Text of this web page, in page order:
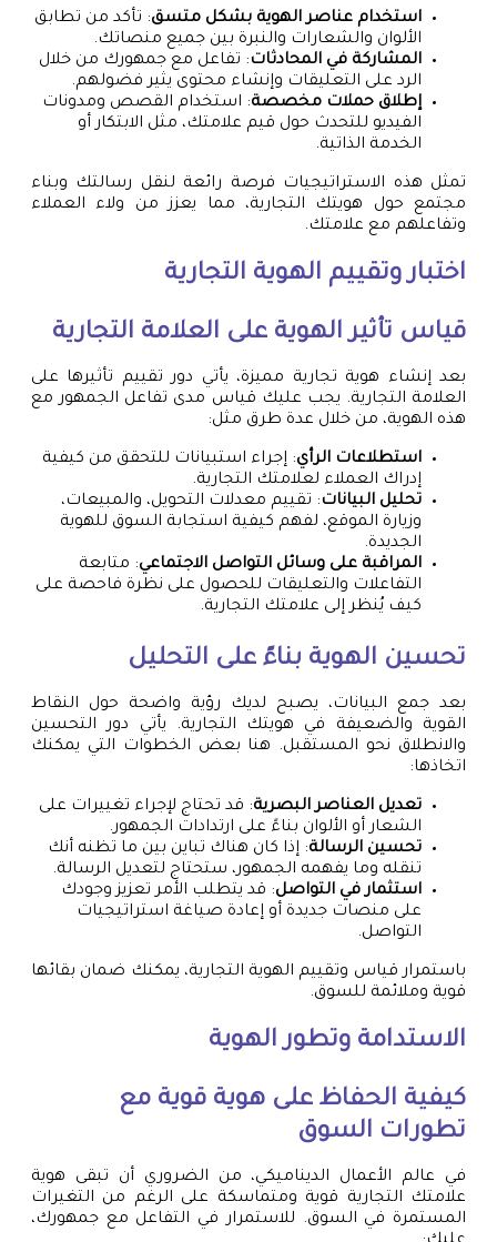
استخدام عناصر الهوية بشكل متسق: تأكد من تطابق
الألوان والشعارات والنبرة بين جميع منصاتك.
المشاركة في المحادثات: تفاعل مع جمهورك من خلال
الرد على التعليقات وإنشاء محتوى يثير فضولهم.
إطلاق حملات مخصصة: استخدام القصص ومدونات
الفيديو للتحدث حول قيم علامتك، مثل الابتكار أو
الخدمة الذاتية.
تمثل هذه الاستراتيجيات فرصة رائعة لنقل رسالتك وبناء
مجتمع حول هويتك التجارية، مما يعزز من ولاء العملاء
وتفاعلهم مع علامتك.
اختبار وتقييم الهوية التجارية
قياس تأثير الهوية على العلامة التجارية
بعد إنشاء هوية تجارية مميزة، يأتي دور تقييم تأثيرها على
العلامة التجارية. يجب عليك قياس مدى تفاعل الجمهور مع
هذه الهوية، من خلال عدة طرق مثل:
استطلاعات الرأي: إجراء استبيانات للتحقق من كيفية
إدراك العملاء لعلامتك التجارية.
تحليل البيانات: تقييم معدلات التحويل، والمبيعات،
وزيارة الموقع، لفهم كيفية استجابة السوق للهوية
الجديدة.
المراقبة على وسائل التواصل الاجتماعي: متابعة
التفاعلات والتعليقات للحصول على نظرة فاحصة على
كيف يُنظر إلى علامتك التجارية.
تحسين الهوية بناءً على التحليل
بعد جمع البيانات، يصبح لديك رؤية واضحة حول النقاط
القوية والضعيفة في هويتك التجارية. يأتي دور التحسين
والانطلاق نحو المستقبل. هنا بعض الخطوات التي يمكنك
اتخاذها:
تعديل العناصر البصرية: قد تحتاج لإجراء تغييرات على
الشعار أو الألوان بناءً على ارتدادات الجمهور.
تحسين الرسالة: إذا كان هناك تباين بين ما تظنه أنك
تنقله وما يفهمه الجمهور، ستحتاج لتعديل الرسالة.
استثمار في التواصل: قد يتطلب الأمر تعزيز وجودك
على منصات جديدة أو إعادة صياغة استراتيجيات
التواصل.
باستمرار قياس وتقييم الهوية التجارية، يمكنك ضمان بقائها
قوية وملائمة للسوق.
الاستدامة وتطور الهوية
كيفية الحفاظ على هوية قوية مع
تطورات السوق
في عالم الأعمال الديناميكي، من الضروري أن تبقى هوية
علامتك التجارية قوية ومتماسكة على الرغم من التغيرات
المستمرة في السوق. للاستمرار في التفاعل مع جمهورك،